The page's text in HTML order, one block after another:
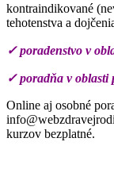
kontraindikované
tehotenstva a
✓ poradenstvo v
✓ poradňa v oblasti
Online aj osobné
kurzov bezplatné.